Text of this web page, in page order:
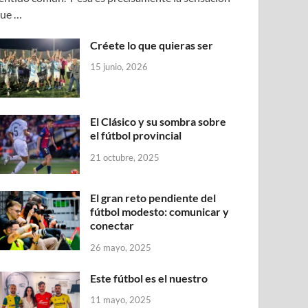
…
Créete lo que quieras ser
15 junio, 2026
El Clásico y su sombra sobre
el fútbol provincial
21 octubre, 2025
El gran reto pendiente del
fútbol modesto: comunicar y
conectar
26 mayo, 2025
Este fútbol es el nuestro
11 mayo, 2025